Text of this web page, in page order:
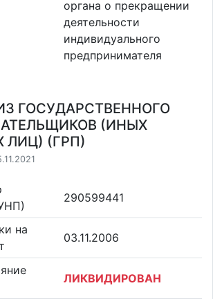
органа о прекращении
деятельности
индивидуального
предпринимателя
ГОСУДАРСТВЕННОГО
(ИНЫХ
ЛИЦ) (ГРП)
290599441
на
03.11.2006
ЛИКВИДИРОВАН